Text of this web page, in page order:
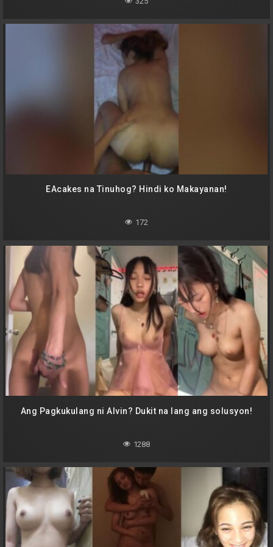
EAcakes na Tinuhog? Hindi ko Makayanan!
172
Ang Pagkukulang ni Alvin? Dukit na lang ang solusyon!
1288